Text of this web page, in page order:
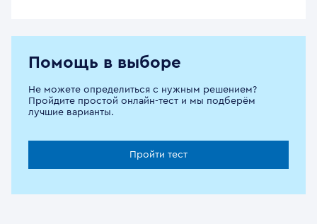
Помощь в выборе
Не можете определиться с нужным решением?
Пройдите простой онлайн-тест и мы подберём
лучшие варианты.
Пройти тест